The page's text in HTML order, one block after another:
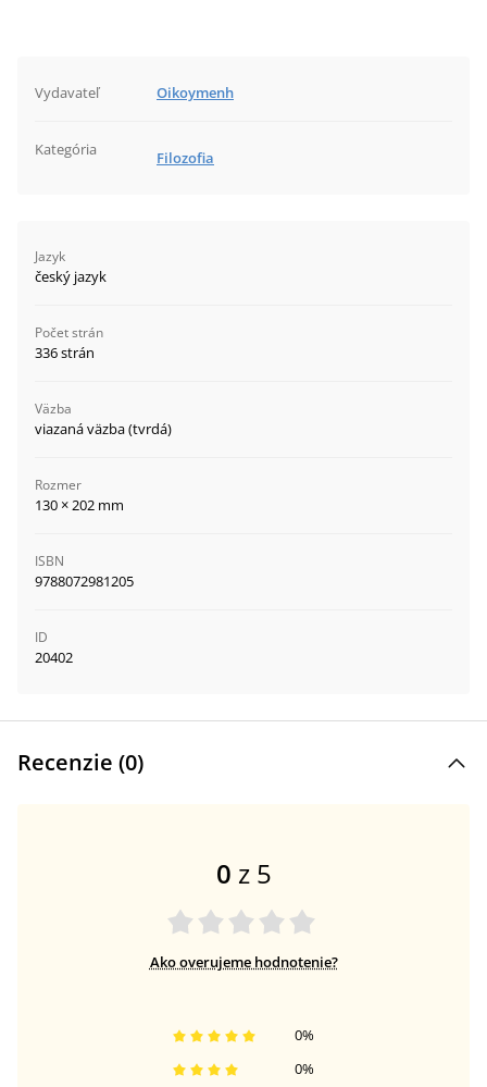
Vydavateľ Oikoymenh
Kategória Filozofia
Jazyk
český jazyk
Počet strán
336 strán
Väzba
viazaná väzba (tvrdá)
Rozmer
130 × 202 mm
ISBN
9788072981205
ID
20402
Recenzie (0)
0 z 5
Ako overujeme hodnotenie?
0%
0%